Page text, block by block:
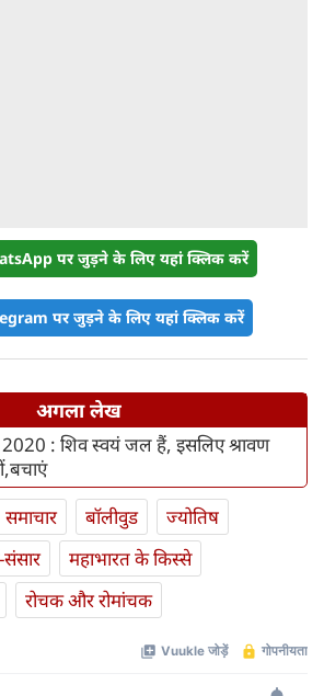
पर जुड़ने के लिए यहां क्लिक करें
पर जुड़ने के लिए यहां क्लिक करें
अगला लेख
: शिव स्वयं जल हैं, इसलिए श्रावण
समाचार बॉलीवुड
ज्योतिष
संसार
महाभारत के किस्से
रोचक और रोमांचक